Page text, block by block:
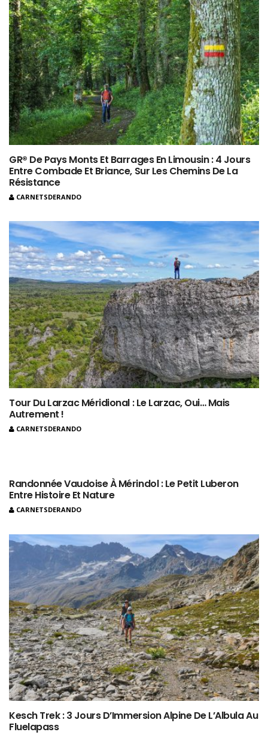
GR® De Pays Monts Et Barrages En Limousin : 4 Jours
Entre Combade Et Briance, Sur Les Chemins De La
Résistance
CARNETSDERANDO
Tour Du Larzac Méridional : Le Larzac, Oui… Mais
Autrement !
CARNETSDERANDO
Randonnée Vaudoise À Mérindol : Le Petit Luberon
Entre Histoire Et Nature
CARNETSDERANDO
Kesch Trek : 3 Jours D’Immersion Alpine De L’Albula Au
Fluelapass